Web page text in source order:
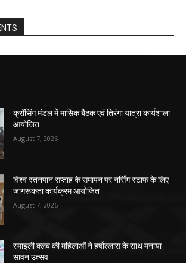
क्रॉसिंग मंडल में मासिक बैठक एवं तिरंगा यात्रा कार्यशाला
आयोजित
August 7, 2026
विश्व स्तनपान सप्ताह के समापन पर नर्सिंग स्टाफ के लिए
जागरूकता कार्यक्रम आयोजित
August 7, 2026
स्माइली क्लब की महिलाओं ने हर्षोल्लास के साथ मनाया
सावन उत्सव